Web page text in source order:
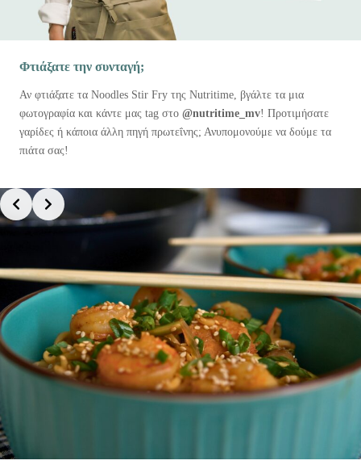
Φτιάξατε την συνταγή;
Αν φτιάξατε τα Noodles Stir Fry της Nutritime, βγάλτε τα μια
φωτογραφία και κάντε μας tag στο @nutritime_mv! Προτιμήσατε
γαρίδες ή κάποια άλλη πηγή πρωτεΐνης; Ανυπομονούμε να δούμε τα
πιάτα σας!